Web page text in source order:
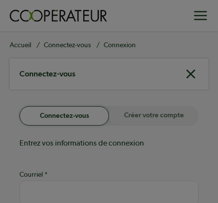
principal
Fil
Accueil Connectez-vous Connexion
Connectez-vous
Connectez-vous Créer votre compte
Entrez vos informations de connexion
Courriel